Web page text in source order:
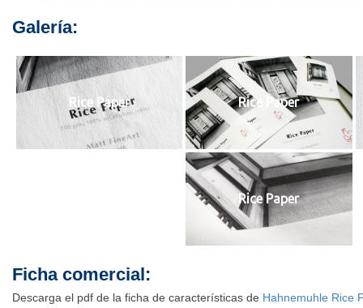
Galería:
Rice Paper Rice Paper
Rice Paper
Ficha comercial:
Descarga el pdf de la ficha de características de Hahnemuhle Rice